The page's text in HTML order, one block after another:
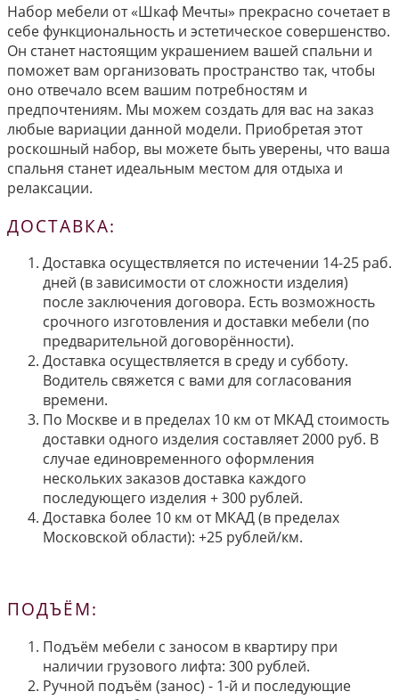
Набор мебели от «Шкаф Мечты» прекрасно сочетает в
себе функциональность и эстетическое совершенство.
Он станет настоящим украшением вашей спальни и
поможет вам организовать пространство так, чтобы
оно отвечало всем вашим потребностям и
предпочтениям. Мы можем создать для вас на заказ
любые вариации данной модели. Приобретая этот
роскошный набор, вы можете быть уверены, что ваша
спальня станет идеальным местом для отдыха и
релаксации.
ДОСТАВКА:
Доставка осуществляется по истечении 14-25 раб.
дней (в зависимости от сложности изделия)
после заключения договора. Есть возможность
срочного изготовления и доставки мебели (по
предварительной договорённости).
Доставка осуществляется в среду и субботу.
Водитель свяжется с вами для согласования
времени.
По Москве и в пределах 10 км от МКАД стоимость
доставки одного изделия составляет 2000 руб. В
случае единовременного оформления
нескольких заказов доставка каждого
последующего изделия + 300 рублей.
Доставка более 10 км от МКАД (в пределах
Московской области): +25 рублей/км.
ПОДЪЁМ:
Подъём мебели с заносом в квартиру при
наличии грузового лифта: 300 рублей.
Ручной подъём (занос) - 1-й и последующие